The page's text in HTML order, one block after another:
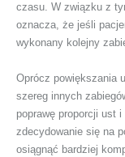
czasu. W związku z
oznacza, że jeśli
wykonany kolejny
Oprócz powiększania
szereg innych
poprawę proporcji ust
zdecydowanie się na
osiągnąć bardziej